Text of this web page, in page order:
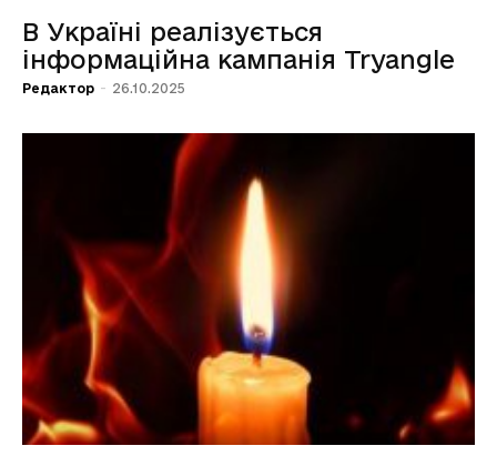
В Україні реалізується
інформаційна кампанія Tryangle
Редактор - 26.10.2025